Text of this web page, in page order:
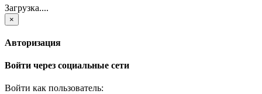
Загрузка....
×
Авторизация
Войти через социальные сети
Войти как пользователь: